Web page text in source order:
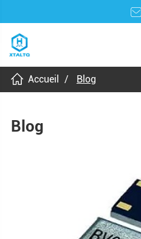
Accueil Blog
Blog